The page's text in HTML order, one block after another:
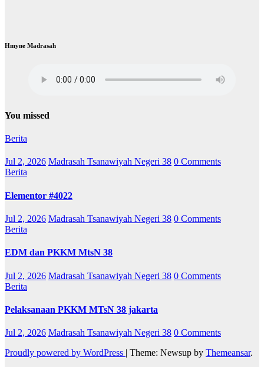
Hmyne Madrasah
You missed
Berita
Jul 2, 2026 Madrasah Tsanawiyah Negeri 38 0 Comments
Berita
Elementor #4022
Jul 2, 2026 Madrasah Tsanawiyah Negeri 38 0 Comments
Berita
EDM dan PKKM MtsN 38
Jul 2, 2026 Madrasah Tsanawiyah Negeri 38 0 Comments
Berita
Pelaksanaan PKKM MTsN 38 jakarta
Jul 2, 2026 Madrasah Tsanawiyah Negeri 38 0 Comments
Proudly powered by WordPress | Theme: Newsup by Themeansar.